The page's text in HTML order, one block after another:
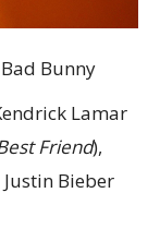
Bunny
Lamar
Friend),
Justin Bieber